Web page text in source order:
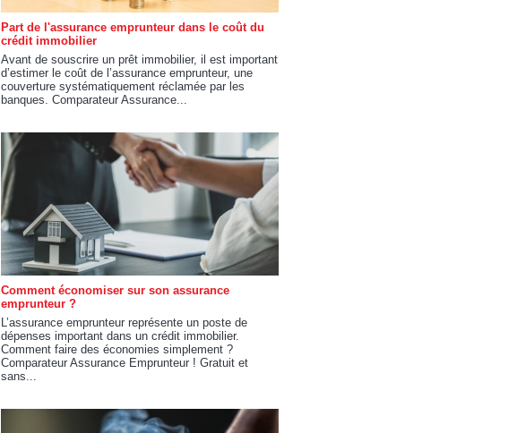
Part de l'assurance emprunteur dans le coût du
crédit immobilier
Avant de souscrire un prêt immobilier, il est important
d’estimer le coût de l’assurance emprunteur, une
couverture systématiquement réclamée par les
banques. Comparateur Assurance...
Comment économiser sur son assurance
emprunteur ?
L’assurance emprunteur représente un poste de
dépenses important dans un crédit immobilier.
Comment faire des économies simplement ?
Comparateur Assurance Emprunteur ! Gratuit et
sans...